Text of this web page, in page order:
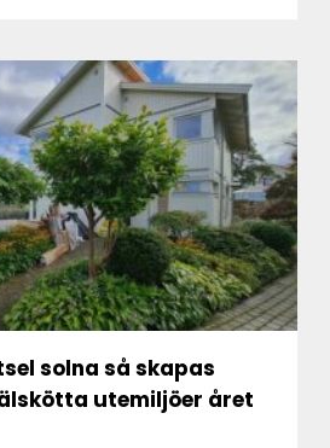
så skapas
utemiljöer året